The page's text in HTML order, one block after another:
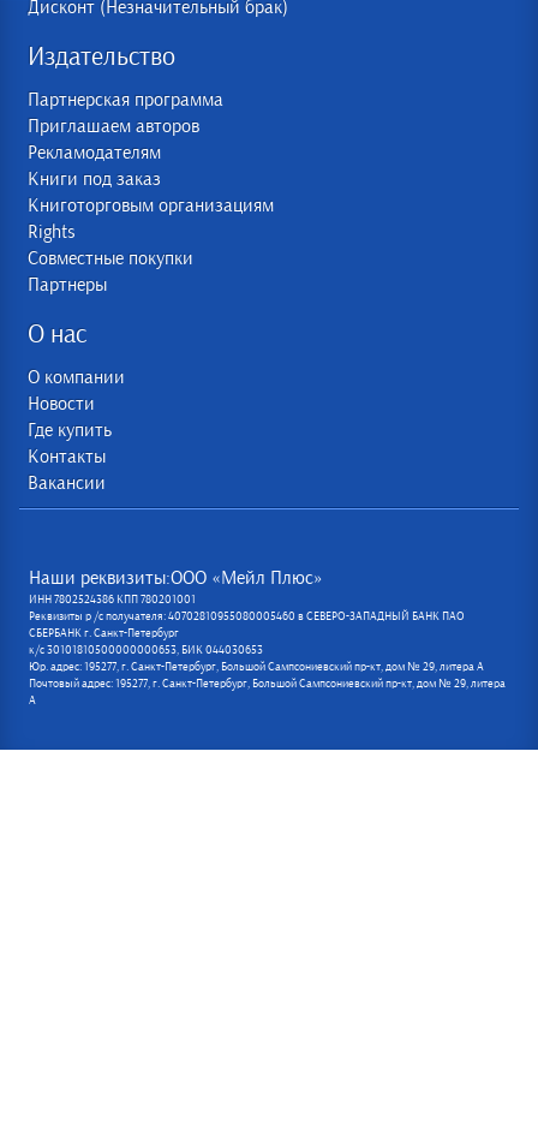
Дисконт (Незначительный брак)
Издательство
Партнерская программа
Приглашаем авторов
Рекламодателям
Книги под заказ
Книготорговым организациям
Rights
Совместные покупки
Партнеры
О нас
О компании
Новости
Где купить
Контакты
Вакансии
Наши реквизиты:ООО «Мейл Плюс»
ИНН 7802524386 КПП 780201001
Реквизиты р /с получателя: 40702810955080005460 в СЕВЕРО-ЗАПАДНЫЙ БАНК ПАО
СБЕРБАНК г. Санкт-Петербург
к/с 30101810500000000653, БИК 044030653
Юр. адрес: 195277, г. Санкт-Петербург, Большой Сампсониевский пр-кт, дом № 29, литера А
Почтовый адрес: 195277, г. Санкт-Петербург, Большой Сампсониевский пр-кт, дом № 29, литера
А